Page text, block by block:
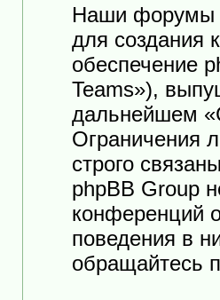
Наши форумы
для создания
обеспечение
Teams»),
дальнейшем
Ограничения
строго
phpBB Group
конференций
поведения в
обращайтесь